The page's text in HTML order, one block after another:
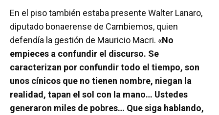
En el piso también estaba presente Walter Lanaro,
diputado bonaerense de Cambiemos, quien
defendía la gestión de Mauricio Macri. «No
empieces a confundir el discurso. Se
caracterizan por confundir todo el tiempo, son
unos cínicos que no tienen nombre, niegan la
realidad, tapan el sol con la mano… Ustedes
generaron miles de pobres… Que siga hablando,